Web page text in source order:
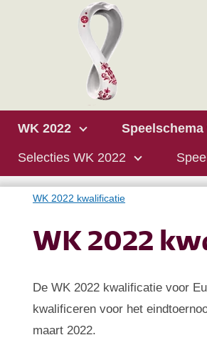
WK 2022 Speelschema
Selecties WK 2022
WK 2022 kwalificatie
WK 2022
De WK 2022 kwalificatie voor
kwalificeren voor het
maart 2022.